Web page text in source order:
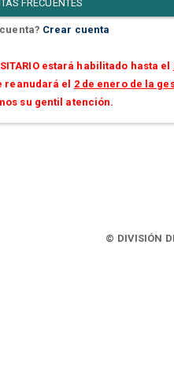
FRECUENTES
Crear cuenta
estará habilitado hasta el
reanudará el 2 de enero de la
su gentil atención.
© DIVISIÓN